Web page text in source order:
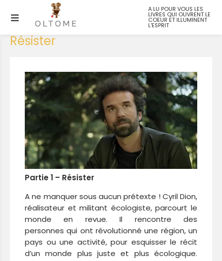
A LU POUR VOUS LES
LIVRES QUI OUVRENT LE
COEUR ET ILLUMINENT
L'ESPRIT
Un monde nouveau – Partie 1 :
Résister
Partie 1 – Résister
A ne manquer sous aucun prétexte ! Cyril Dion,
réalisateur et militant écologiste, parcourt le
monde en revue. Il rencontre des
personnes qui ont révolutionné une région, un
pays ou une activité, pour esquisser le récit
d’un monde plus juste et plus écologique.